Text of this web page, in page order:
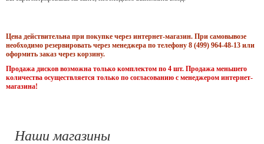
Цена действительна при покупке через интернет-магазин. При самовывозе
необходимо резервировать через менеджера по телефону 8 (499) 964-48-13 или
оформить заказ через корзину.
Продажа дисков возможна только комплектом по 4 шт. Продажа меньшего
количества осуществляется только по согласованию с менеджером интернет-
магазина!
Наши магазины